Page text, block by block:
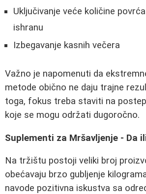
Uključivanje veće količine
ishranu
Izbegavanje kasnih večera
Važno je napomenuti da
metode obično ne daju trajne
toga, fokus treba staviti na
koje se mogu održati dugoročno.
Suplementi za Mršavljenje - Da
Na tržištu postoji veliki broj
obećavaju brzo gubljenje
navode pozitivna iskustva sa